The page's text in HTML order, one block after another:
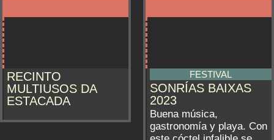
RECINTO
MULTIUSOS DA
ESTACADA
FESTIVAL
SONRÍAS BAIXAS
2023
Buena música,
gastronomía y playa. Con